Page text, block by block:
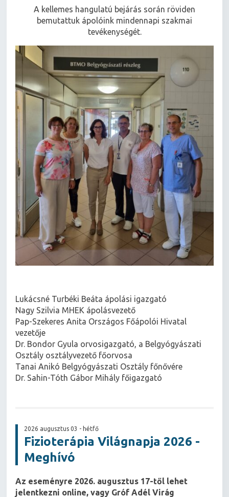
A kellemes hangulatú bejárás során röviden
bemutattuk ápolóink mindennapi szakmai
tevékenységét.
Lukácsné Turbéki Beáta ápolási igazgató
Nagy Szilvia MHEK ápolásvezető
Pap-Szekeres Anita Országos Főápolói Hivatal
vezetője
Dr. Bondor Gyula orvosigazgató, a Belgyógyászati
Osztály osztályvezető főorvosa
Tanai Anikó Belgyógyászati Osztály főnővére
Dr. Sahin-Tóth Gábor Mihály főigazgató
2026 augusztus 03 - hétfő
Fizioterápia Világnapja 2026 -
Meghívó
Az eseményre 2026. augusztus 17-től lehet
jelentkezni online, vagy Gróf Adél Virág